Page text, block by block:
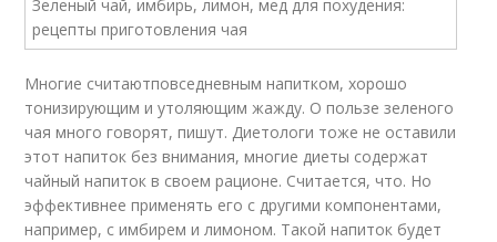
Многие считаютповседневным напитком, хорошо
тонизирующим и утоляющим жажду. О пользе зеленого
чая много говорят, пишут. Диетологи тоже не оставили
этот напиток без внимания, многие диеты содержат
чайный напиток в своем рационе. Считается, что. Но
эффективнее применять его с другими компонентами,
например, с имбирем и лимоном. Такой напиток будет